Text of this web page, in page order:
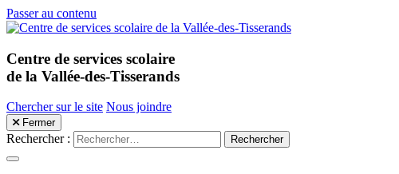
Passer au contenu
Centre de services scolaire
de la Vallée-des-Tisserands
Chercher sur le site Nous joindre
Fermer
Rechercher :
Menu mobile